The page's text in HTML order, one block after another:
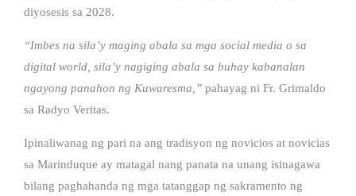
diyosesis sa 2028.
“Imbes na sila’y maging abala sa mga social media o sa
digital world, sila’y nagiging abala sa buhay kabanalan
ngayong panahon ng Kuwaresma,” pahayag ni Fr. Grimaldo
sa Radyo Veritas.
Ipinaliwanag ng pari na ang tradisyon ng novicios at novicias
sa Marinduque ay matagal nang panata na unang isinagawa
bilang paghahanda ng mga tatanggap ng sakramento ng